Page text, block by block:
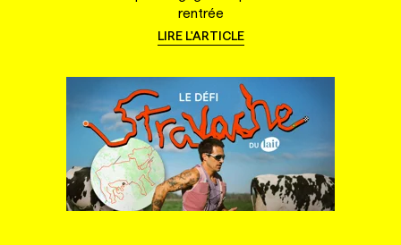
rentrée
LIRE L'ARTICLE